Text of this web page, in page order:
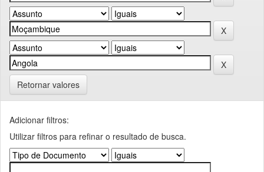
Retornar valores
Adicionar filtros:
Utilizar filtros para refinar o resultado de busca.